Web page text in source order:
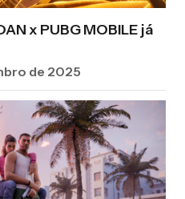
x PUBG MOBILE já
de 2025